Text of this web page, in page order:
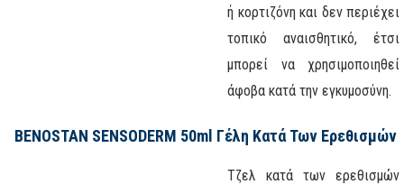
ή κορτιζόνη και δεν περιέχει
τοπικό αναισθητικό, έτσι
μπορεί να χρησιμοποιηθεί
άφοβα κατά την εγκυμοσύνη.
BENOSTAN SENSODERM 50ml Γέλη Κατά Των Ερεθισμών
Τζελ κατά των ερεθισμών